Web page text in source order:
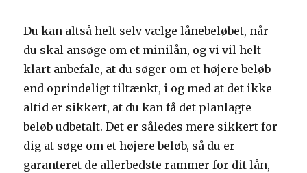
Du kan altså helt selv vælge lånebeløbet, når
du skal ansøge om et minilån, og vi vil helt
klart anbefale, at du søger om et højere beløb
end oprindeligt tiltænkt, i og med at det ikke
altid er sikkert, at du kan få det planlagte
beløb udbetalt. Det er således mere sikkert for
dig at søge om et højere beløb, så du er
garanteret de allerbedste rammer for dit lån,